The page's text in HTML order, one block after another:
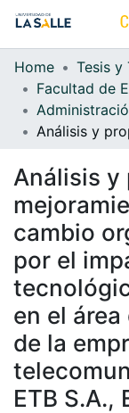
Communities &
All of DSpace
Home
Tesis y
Análisis y
cambio
por el
en el
de la
ETB S.A.,